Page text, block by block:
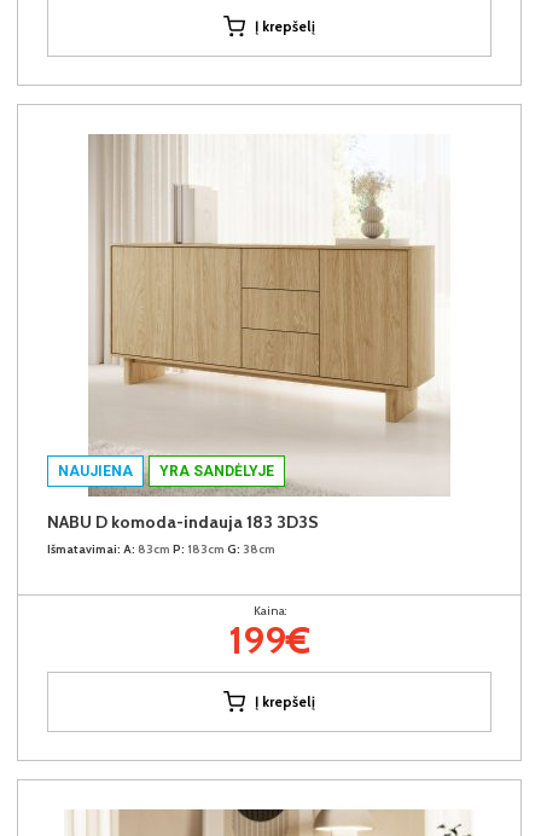
Į krepšelį
NAUJIENA YRA SANDĖLYJE
NABU D komoda-indauja 183 3D3S
Išmatavimai: A: 83cm P: 183cm G: 38cm
Kaina:
199€
Į krepšelį